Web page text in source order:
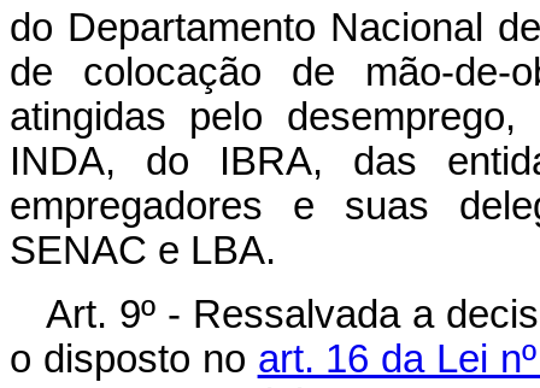
do Departamento Nacional
de colocação de mão-de-
atingidas pelo
INDA, do IBRA, das
empregadores e suas
SENAC e LBA.
Art. 9º - Ressalvada a
o disposto no art. 16 da Lei